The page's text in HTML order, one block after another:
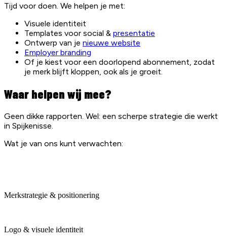
Tijd voor doen. We helpen je met:
Visuele identiteit
Templates voor social & presentatie
Ontwerp van je nieuwe website
Employer branding
Of je kiest voor een doorlopend abonnement, zodat
je merk blijft kloppen, ook als je groeit.
Waar helpen wij mee?
Geen dikke rapporten. Wel: een scherpe strategie die werkt
in Spijkenisse.
Wat je van ons kunt verwachten:
Merkstrategie & positionering
Logo & visuele identiteit